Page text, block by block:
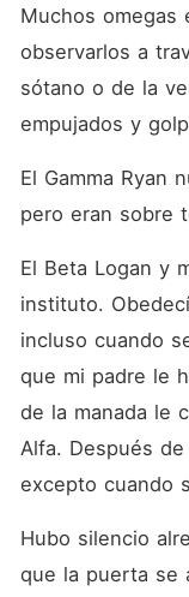
Muchos omegas
observarlos a
sótano o de la
empujados y
El Gamma Ryan
pero eran sobre
El Beta Logan y
instituto.
incluso cuando
que mi padre le
de la manada le
Alfa. Después
excepto cuando
Hubo silencio
que la puerta se